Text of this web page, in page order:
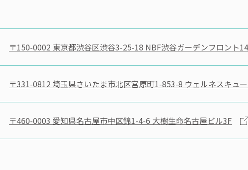
〒150-0002 東京都渋谷区渋谷3-25-18 NBF渋谷ガーデンフロント
〒331-0812埼玉県さいたま市北区宮原町1-853-8 ウェルネスキュ
〒460-0003 愛知県名古屋市中区錦1-4-6 大樹生命名古屋ビル3F